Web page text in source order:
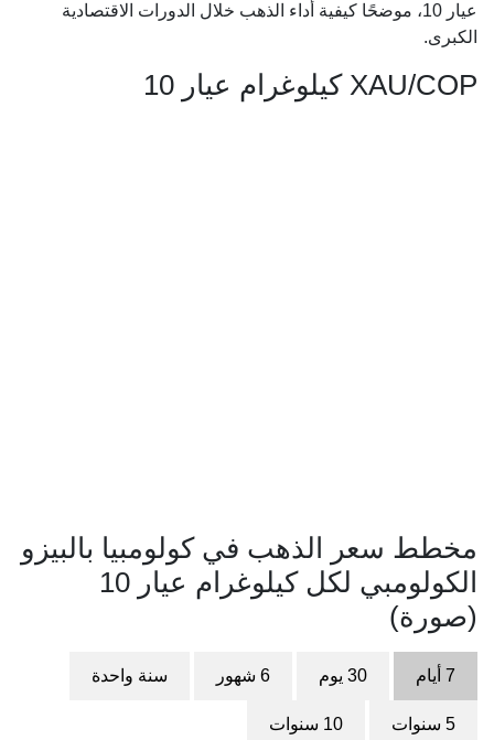
عيار 10، موضحًا كيفية أداء الذهب خلال الدورات الاقتصادية
الكبرى.
XAU/COP كيلوغرام عيار 10
مخطط سعر الذهب في كولومبيا بالبيزو
الكولومبي لكل كيلوغرام عيار 10
(صورة)
7 أيام 30 يوم 6 شهور سنة واحدة
5 سنوات 10 سنوات